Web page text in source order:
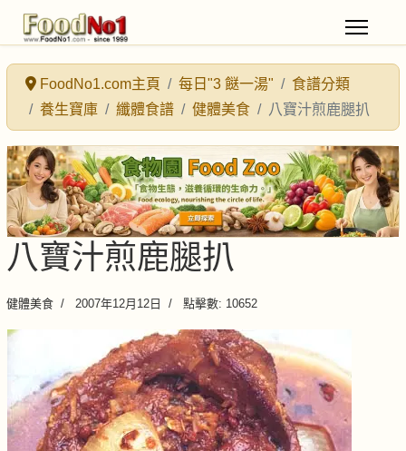
FoodNo1.com主頁 每日"3 餸一湯"
食譜分類
養生寶庫
纖體食譜 健體美食 八寶汁煎鹿腿扒
八寶汁煎鹿腿扒
健體美食 2007年12月12日 點擊數: 10652